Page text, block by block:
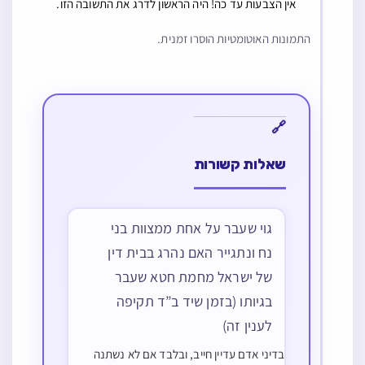
אין הצבעות עד כה! היה הראשון לדרג את התשובה הזו.
התמונות האוטומטיות הוסרו זמנית.
שאלות קשורות
גוי שעבר על אחת ממצוות בני
נח ונתגייר האם נהרג בבית דין
של ישראל מחמת חטא שעבר
בגיותו (בזמן שיד ב”ד תקיפה
לענין זה)
בדיני אדם עדיין חייב, ובלבד אם לא נשתנה